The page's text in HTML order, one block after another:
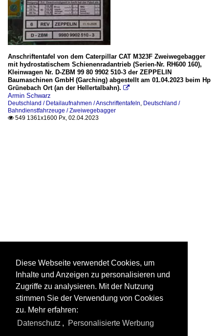
Anschriftentafel von dem Caterpillar CAT M323F Zweiwegebagger
mit hydrostatischem Schienenradantrieb (Serien-Nr. RH600 160),
Kleinwagen Nr. D-ZBM 99 80 9902 510-3 der ZEPPELIN
Baumaschinen GmbH (Garching) abgestellt am 01.04.2023 beim Hp
Grünebach Ort (an der Hellertalbahn). 
Armin Schwarz
Deutschland / Detailaufnahmen / Anschriftentafeln, Deutschland /
Bahndienstfahrzeuge / Zweiwegebagger
 549 1361x1600 Px, 02.04.2023
Diese Webseite verwendet Cookies, um
Inhalte und Anzeigen zu personalisieren und
Zugriffe zu analysieren. Mit der Nutzung
stimmen Sie der Verwendung von Cookies
zu. Mehr erfahren:
Datenschutz , Personalisierte Werbung